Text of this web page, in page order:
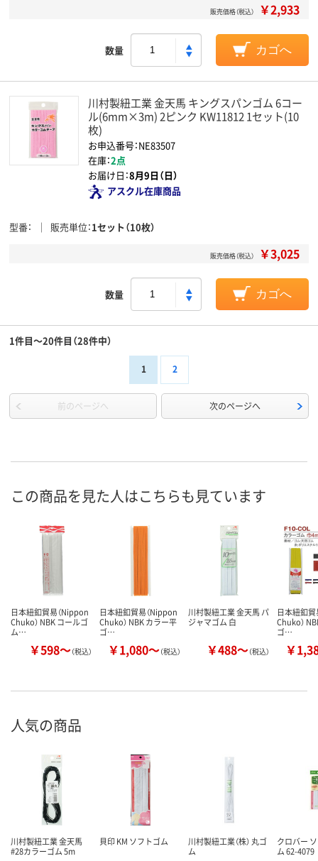
販売価格（税込） ￥2,933
数量 カゴへ
川村製紐工業 金天馬 キングスパンゴム 6コー
ル(6mm×3m) 2ピンク KW11812 1セット(10
枚)
お申込番号：NE83507
在庫：2点
お届け日：8月9日（日）
アスクル在庫商品
型番 販売単位 1セット（10枚）
販売価格（税込） ￥3,025
数量 カゴへ
1件目～20件目（28件中）
1 2
前のページへ 次のページへ
この商品を見た人はこちらも見ています
日本紐釦貿易（Nippon
Chuko） NBK コールゴ
ム…
￥598～（税込）
日本紐釦貿易（Nippon
Chuko） NBK カラー平
ゴ…
￥1,080～（税込）
川村製紐工業 金天馬 パ
ジャマゴム 白
￥488～（税込）
日本紐釦
Chuko）
ゴ…
￥
人気の商品
川村製紐工業 金天馬
#28カラーゴム 5m
貝印 KM ソフトゴム
川村製紐工業（株） 丸ゴ
ム
クロバー
ム 62-4079